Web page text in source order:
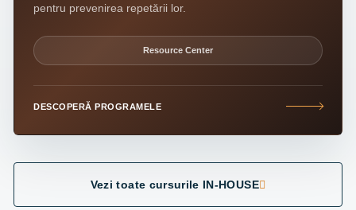
pentru prevenirea repetării lor.
Resource Center
DESCOPERĂ PROGRAMELE
Vezi toate cursurile IN-HOUSE